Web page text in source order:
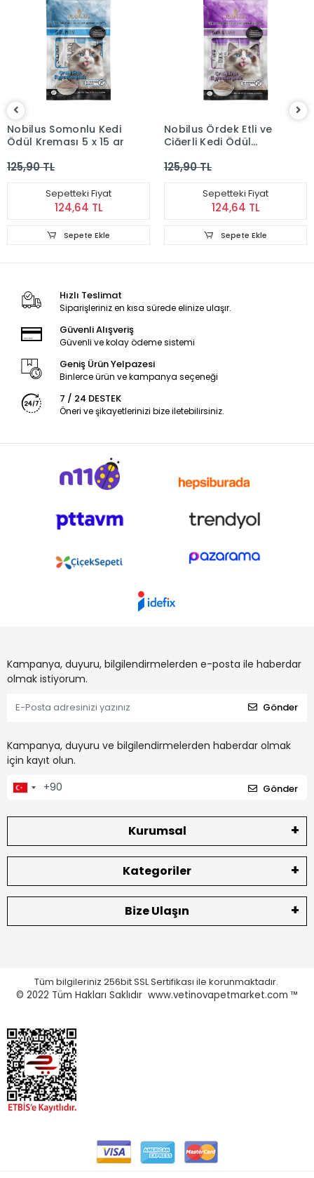
Nobilus Somonlu Kedi
Ödül Kreması 5 x 15 gr
125,90 TL
Sepetteki Fiyat
124,64 TL
Sepete Ekle
Nobilus Ördek Etli ve
Ciğerli Kedi Ödül
125,90 TL
Sepetteki Fiyat
124,64 TL
Sepete Ekle
Hızlı Teslimat
Siparişleriniz en kısa sürede elinize ulaşır.
Güvenli Alışveriş
Güvenli ve kolay ödeme sistemi
Geniş Ürün Yelpazesi
Binlerce ürün ve kampanya seçeneği
7 / 24 DESTEK
Öneri ve şikayetlerinizi bize iletebilirsiniz.
Kampanya, duyuru, bilgilendirmelerden e-posta ile haberdar
olmak istiyorum.
Gönder
Kampanya, duyuru ve bilgilendirmelerden haberdar olmak
için kayıt olun.
Gönder
Kurumsal
Kategoriler
Bize Ulaşın
Tüm bilgileriniz 256bit SSL Sertifikası ile korunmaktadır.
© 2022 Tüm Hakları Saklıdır www.vetinovapetmarket.com ™